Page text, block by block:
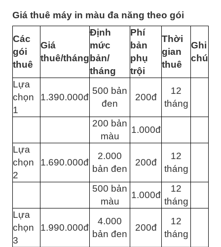
Giá thuê máy in màu đa năng theo gói
Các
gói
thuê
Giá
thuê/tháng
Định
mức
bản/
tháng
Phí
bản
phụ
trội
Thời
gian
thuê
Ghi
chú
Lựa
chọn
1
1.390.000đ
500 bản
đen
200đ
12
tháng
200 bản
màu
1.000đ
Lựa
chọn
2
1.690.000đ
2.000
bản đen
200đ
12
tháng
500 bản
màu
1.000đ
12
tháng
Lựa
chọn
3
1.990.000đ
4.000
bản đen
200đ
12
tháng